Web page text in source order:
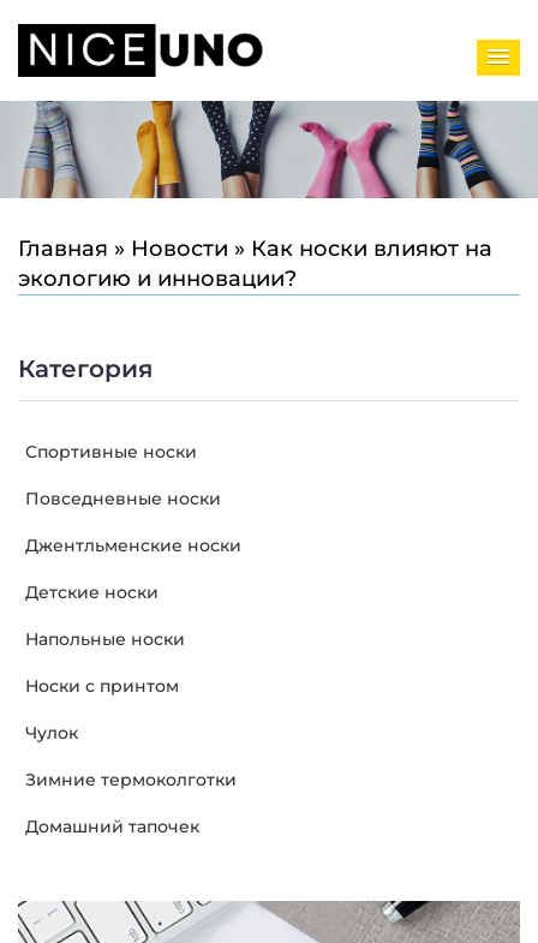
Главная » Новости » Как носки влияют на
экологию и инновации?
Категория
Спортивные носки
Повседневные носки
Джентльменские носки
Детские носки
Напольные носки
Носки с принтом
Чулок
Зимние термоколготки
Домашний тапочек